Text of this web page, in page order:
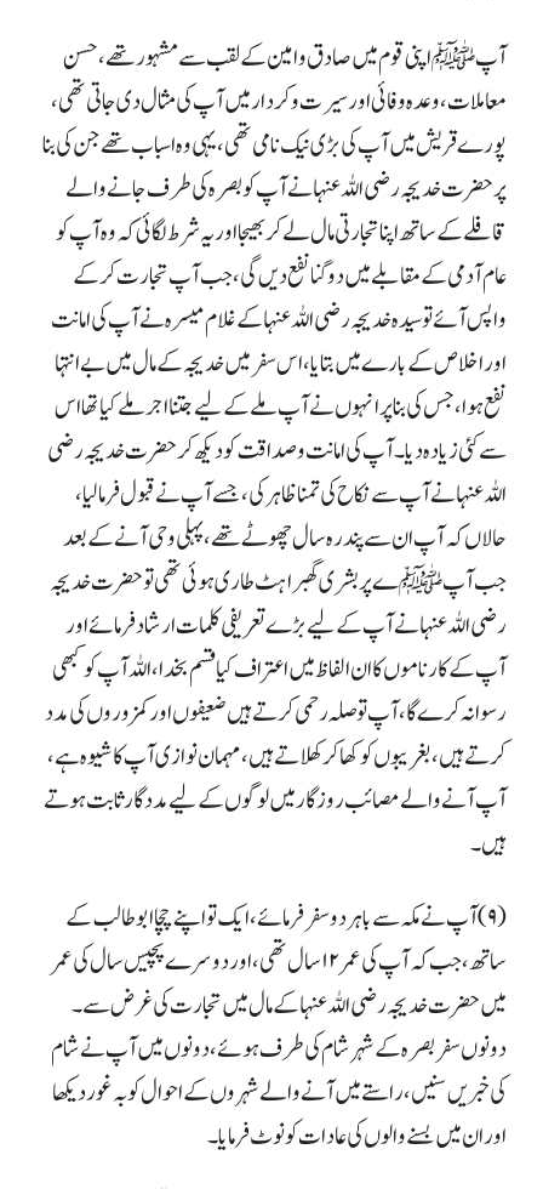
آپ ﷺ اپنی قوم میں صادق وامین کے لقب سے مشہور تھے، حسن
معاملات، وعدہ وفائی اور سیرت وکردار میں آپ کی مثال دی جاتی تھی،
پورے قریش میں آپ کی بڑی نیک نامی تھی ، یہی وہ اسباب تھے جن کی بنا
پر حضرت خدیجہ رضی اللہ عنہا نے آپ کو بصرہ کی طرف جانے والے
قافلے کے ساتھ اپنا تجارتی مال لے کر بھیجا اور یہ شرط لگائی کہ وہ آپ کو
عام آدمی کے مقابلے میں دو گنا نفع دیں گی ، جب آپ تجارت کر کے
واپس آئے تو سیدہ خدیجہ رضی اللہ عنہا کے غلام میسرہ نے آپ کی امانت
اور اخلاص کے بارے میں بتایا، اس سفر میں خدیجہ کے مال میں بے انتہا
نفع ہوا، جس کی بنا پر انہوں نے آپ ملے کے لیے جتنا اجر ملے کیا تھا اس
سے کئی زیادہ دیا۔ آپ کی امانت وصداقت کو دیکھ کر حضرت خدیجہ رضی
اللہ عنہا نے آپ سے نکاح کی تمنا ظاہر کی، جسے آپ نے قبول فرمالیا،
حالاں کہ آپ ان سے پندرہ سال چھوٹے تھے، پہلی وحی آنے کے بعد
جب آپ ﷺے پر بشری گھبراہٹ طاری ہوئی تھی تو حضرت خدیجہ
رضی اللہ عنہا نے آپ کے لیے بڑے تعریفی کلمات ارشاد فرمائے اور
آپ کے کارناموں کا ان الفاظ میں اعتراف کیا قسم بخدا، اللہ آپ کو کبھی
رسوا نہ کرے گا، آپ تو صلہ رحمی کرتے ہیں ضعیفوں اور کمزوروں کی مدد
کرتے ہیں، بغریبوں کو کھا کر کھلاتے ہیں، مہمان نوازی آپ کا شیوہ ہے،
آپ آنے والے مصائب روزگار میں لوگوں کے لیے مددگار ثابت ہوتے
ہیں۔
(۹) آپ نے مکہ سے باہر دو سفر فرمائے ، ایک تو اپنے چچا ابو طالب کے
ساتھ ، جب کہ آپ کی عمر ۱۲ سال تھی ، اور دوسرے پچیس سال کی عمر
میں حضرت خدیجہ رضی اللہ عنہا کے مال میں تجارت کی غرض سے۔
دونوں سفر بصرہ کے شہر شام کی طرف ہوئے ، دونوں میں آپ نے شام
کی خبریں سنیں ، راستے میں آنے والے شہروں کے احوال کو بہ غور دیکھا
اور ان میں بسنے والوں کی عادات کو نوٹ فرمایا۔